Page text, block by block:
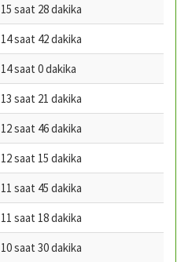
15 saat 28 dakika
14 saat 42 dakika
14 saat 0 dakika
13 saat 21 dakika
12 saat 46 dakika
12 saat 15 dakika
11 saat 45 dakika
11 saat 18 dakika
10 saat 30 dakika